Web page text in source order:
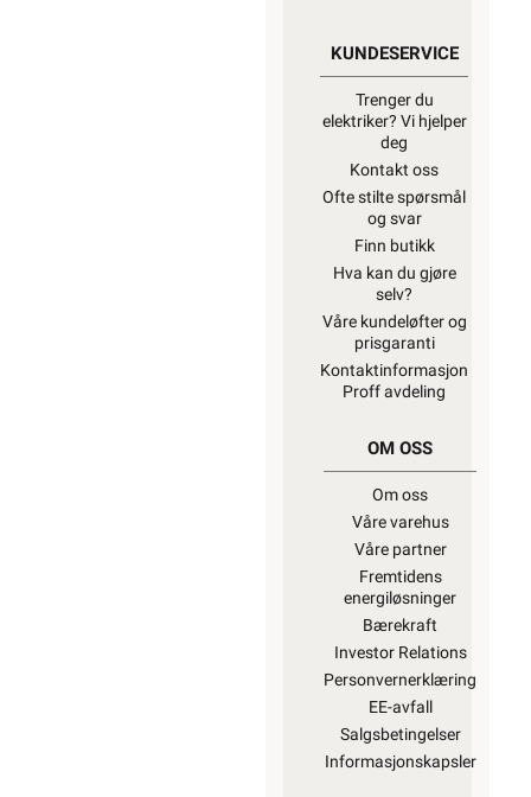
KUNDESERVICE
Trenger du
elektriker? Vi hjelper
deg
Kontakt oss
Ofte stilte spørsmål
og svar
Finn butikk
Hva kan du gjøre
selv?
Våre kundeløfter og
prisgaranti
Kontaktinformasjon
Proff avdeling
OM OSS
Om oss
Våre varehus
Våre partner
Fremtidens
energiløsninger
Bærekraft
Investor Relations
Personvernerklæring
EE-avfall
Salgsbetingelser
Informasjonskapsler